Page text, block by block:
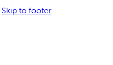
Skip to footer